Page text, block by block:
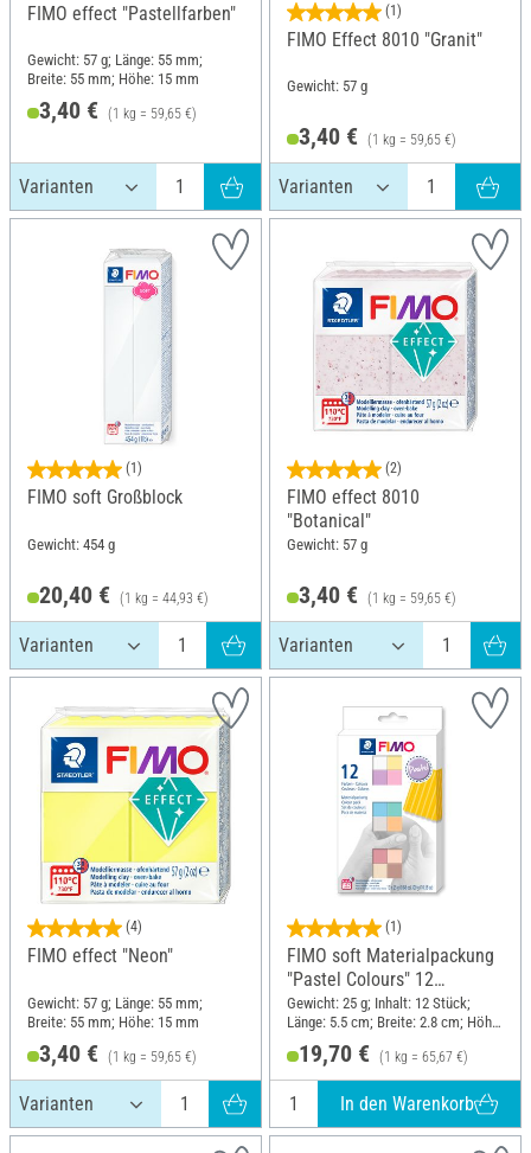
FIMO effect "Pastellfarben"
Gewicht: 57 g; Länge: 55 mm;
Breite: 55 mm; Höhe: 15 mm
3,40 € (1 kg = 59,65 €)
(1)
FIMO Effect 8010 "Granit"
Gewicht: 57 g
3,40 € (1 kg = 59,65 €)
(1)
FIMO soft Großblock
Gewicht: 454 g
20,40 € (1 kg = 44,93 €)
(2)
FIMO effect 8010
"Botanical"
Gewicht: 57 g
3,40 € (1 kg = 59,65 €)
(4)
FIMO effect "Neon"
Gewicht: 57 g; Länge: 55 mm;
Breite: 55 mm; Höhe: 15 mm
3,40 € (1 kg = 59,65 €)
(1)
FIMO soft Materialpackung
"Pastel Colours" 12
Halbblöcke, 300 g
Gewicht: 25 g; Inhalt: 12 Stück;
Länge: 5.5 cm; Breite: 2.8 cm; Höhe:
19,70 € (1 kg = 65,67 €)
In den Warenkorb